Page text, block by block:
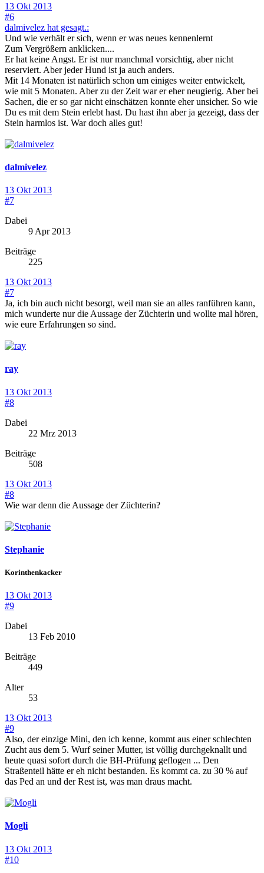
13 Okt 2013
#6
dalmivelez hat gesagt.:
Und wie verhält er sich, wenn er was neues kennenlernt
Zum Vergrößern anklicken....
Er hat keine Angst. Er ist nur manchmal vorsichtig, aber nicht
reserviert. Aber jeder Hund ist ja auch anders.
Mit 14 Monaten ist natürlich schon um einiges weiter entwickelt,
wie mit 5 Monaten. Aber zu der Zeit war er eher neugierig. Aber bei
Sachen, die er so gar nicht einschätzen konnte eher unsicher. So wie
Du es mit dem Stein erlebt hast. Du hast ihn aber ja gezeigt, dass der
Stein harmlos ist. War doch alles gut!
dalmivelez
13 Okt 2013
#7
Dabei
9 Apr 2013
Beiträge
225
13 Okt 2013
#7
Ja, ich bin auch nicht besorgt, weil man sie an alles ranführen kann,
mich wunderte nur die Aussage der Züchterin und wollte mal hören,
wie eure Erfahrungen so sind.
ray
13 Okt 2013
#8
Dabei
22 Mrz 2013
Beiträge
508
13 Okt 2013
#8
Wie war denn die Aussage der Züchterin?
Stephanie
Korinthenkacker
13 Okt 2013
#9
Dabei
13 Feb 2010
Beiträge
449
Alter
53
13 Okt 2013
#9
Also, der einzige Mini, den ich kenne, kommt aus einer schlechten
Zucht aus dem 5. Wurf seiner Mutter, ist völlig durchgeknallt und
heute quasi sofort durch die BH-Prüfung geflogen ... Den
Straßenteil hätte er eh nicht bestanden. Es kommt ca. zu 30 % auf
das Ped an und der Rest ist, was man draus macht.
Mogli
13 Okt 2013
#10